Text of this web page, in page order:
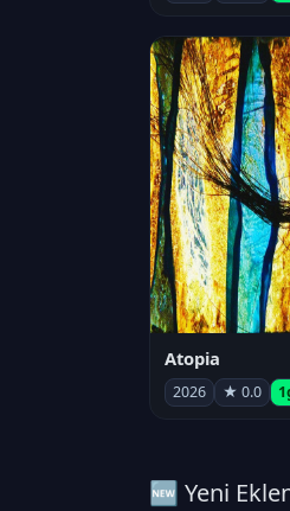
Atopia
2026 ★ 0.0
🆕 Yeni